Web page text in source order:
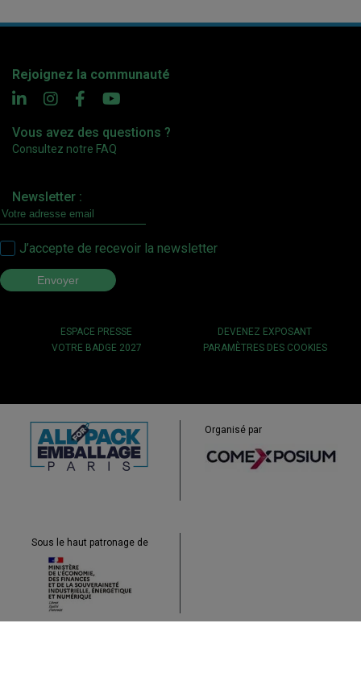
Rejoignez la communauté
Vous avez des questions ?
Consultez notre FAQ
Newsletter :
J’accepte de recevoir la newsletter
ESPACE PRESSE
DEVENEZ EXPOSANT
VOTRE BADGE 2027
PARAMÈTRES DES COOKIES
Organisé par
Sous le haut patronage de